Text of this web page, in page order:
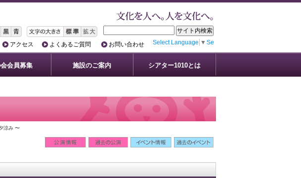
アクセス よくあるご質問 お問い合わせ Select Language ▼ Select Language
会員募集 施設のご案内 シアター1010とは
涼み 〜